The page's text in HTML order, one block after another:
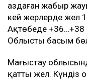
аздаған жаңбыр
кей жерлерде жел
Ақтөбеде +36…+38
Облыстың басым
Маңғыстау
қатты жел. Күндіз